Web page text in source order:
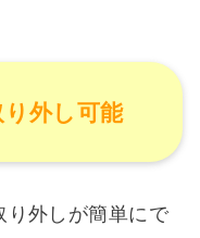
外し可能
り外しが簡単にで